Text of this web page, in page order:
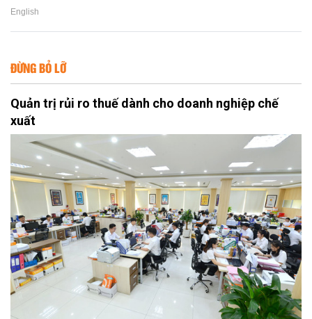
English
ĐỪNG BỎ LỠ
Quản trị rủi ro thuế dành cho doanh nghiệp chế
xuất